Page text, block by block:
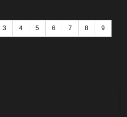
3 4 5 6 7 8 9